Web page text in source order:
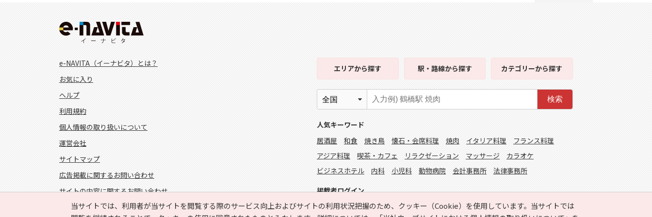
当サイトでは、利用者が当サイトを閲覧する際のサービス向上およびサイトの利用状況把握のため、クッキー（Cookie）を使用しています。当サイトでは
e-NAVITA（イーナビタ）とは？
お気に入り
ヘルプ
利用規約
個人情報の取り扱いについて
運営会社
サイトマップ
広告掲載に関するお問い合わせ
サイトの内容に関するお問い合わせ
エリアから探す 駅・路線から探す カテゴリーから探す
検索
人気キーワード
居酒屋
和食 焼き鳥 懐石・会席料理 焼肉 イタリア料理
フランス料理
アジア料理
喫茶・カフェ リラクゼーション マッサージ
カラオケ
ビジネスホテル
内科 小児科 動物病院 会計事務所 法律事務所
掲載者ログイン